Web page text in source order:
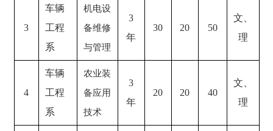
3
车辆
工程
系
机电设
备维修
与管理
3
年
30 20 50
文、
理
4
车辆
工程
系
农业装
备应用
技术
3
年
20 20 40
文、
理